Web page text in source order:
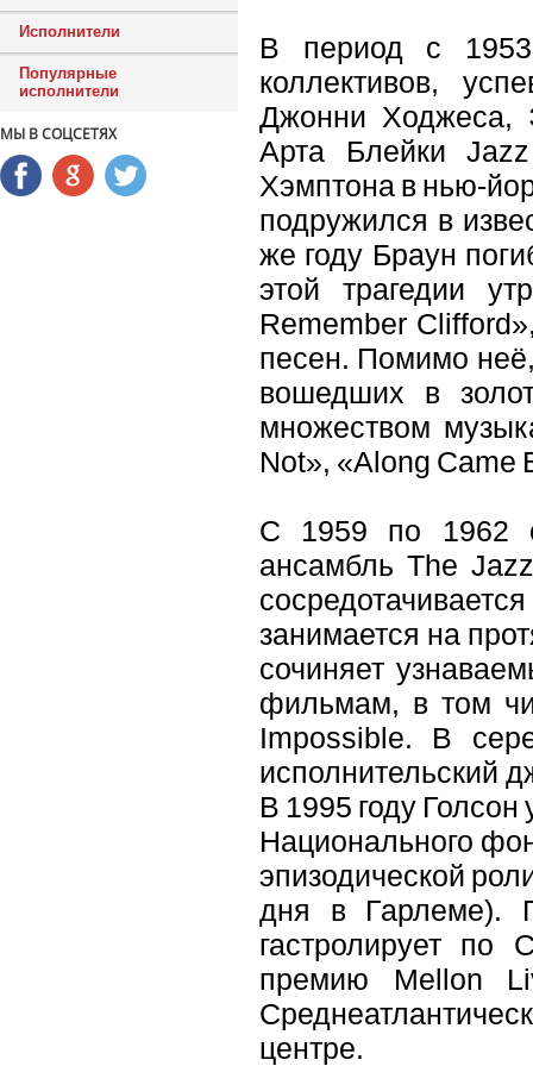
Исполнители
Популярные
исполнители
МЫ В СОЦСЕТЯХ
В период с
коллективов,
Джонни Ходжеса,
Арта Блейки
Хэмптона в нью-
подружился в
же году Браун
этой трагедии
Remember
песен. Помимо
вошедших в
множеством
Not», «Along Came
С 1959 по 1962
ансамбль The
занимается на
сочиняет
фильмам, в том
Impossible. В
исполнительский
В 1995 году
Национального
эпизодической
дня в Гарлеме).
гастролирует
премию Mellon
центре.